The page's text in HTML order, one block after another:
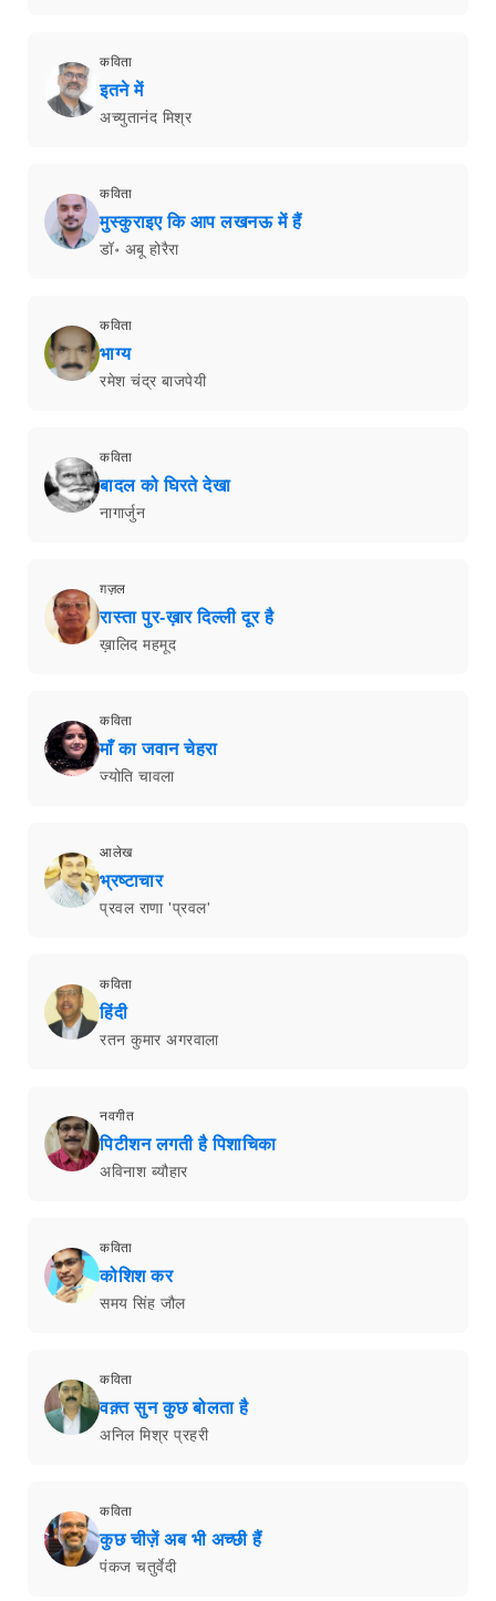
कविता
इतने में
अच्युतानंद मिश्र
कविता
मुस्कुराइए कि आप लखनऊ में हैं
डॉ॰ अबू होरैरा
कविता
भाग्य
रमेश चंद्र बाजपेयी
कविता
बादल को घिरते देखा
नागार्जुन
ग़ज़ल
रास्ता पुर-ख़ार दिल्ली दूर है
ख़ालिद महमूद
कविता
माँ का जवान चेहरा
ज्योति चावला
आलेख
भ्रष्टाचार
प्रवल राणा 'प्रवल'
कविता
हिंदी
रतन कुमार अगरवाला
नवगीत
पिटीशन लगती है पिशाचिका
अविनाश ब्यौहार
कविता
कोशिश कर
समय सिंह जौल
कविता
वक़्त सुन कुछ बोलता है
अनिल मिश्र प्रहरी
कविता
कुछ चीज़ें अब भी अच्छी हैं
पंकज चतुर्वेदी